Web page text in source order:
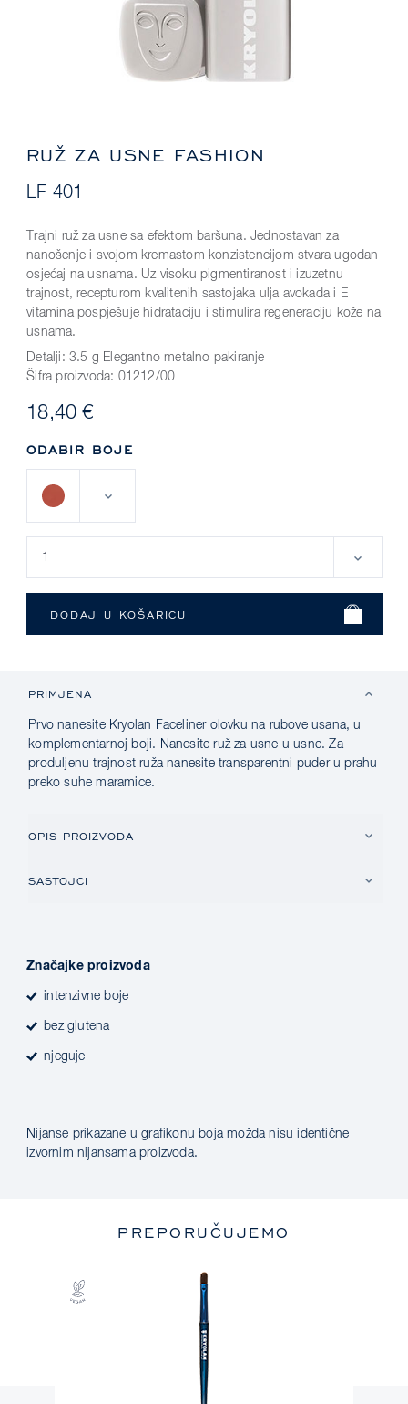
RUŽ ZA USNE FASHION
LF 401
Trajni ruž za usne sa efektom baršuna. Jednostavan za
nanošenje i svojom kremastom konzistencijom stvara ugodan
osjećaj na usnama. Uz visoku pigmentiranost i izuzetnu
trajnost, recepturom kvalitenih sastojaka ulja avokada i E
vitamina pospješuje hidrataciju i stimulira regeneraciju kože na
usnama.
Detalji: 3.5 g Elegantno metalno pakiranje
Šifra proizvoda: 01212/00
18,40 €
ODABIR BOJE
PRIMJENA
Prvo nanesite Kryolan Faceliner olovku na rubove usana, u
komplementarnoj boji. Nanesite ruž za usne u usne. Za
produljenu trajnost ruža nanesite transparentni puder u prahu
preko suhe maramice.
OPIS PROIZVODA
SASTOJCI
Značajke proizvoda
intenzivne boje
bez glutena
njeguje
Nijanse prikazane u grafikonu boja možda nisu identične
izvornim nijansama proizvoda.
PREPORUČUJEMO